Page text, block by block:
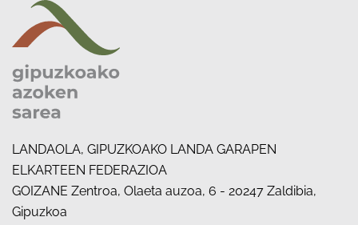
LANDAOLA, GIPUZKOAKO LANDA GARAPEN
ELKARTEEN FEDERAZIOA
GOIZANE Zentroa, Olaeta auzoa, 6 - 20247 Zaldibia,
Gipuzkoa